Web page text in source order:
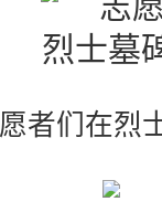
者们在烈